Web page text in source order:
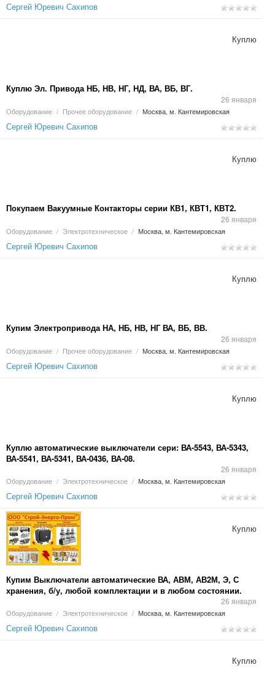
Сергей Юревич Сахипов
Куплю Эл. Привода НБ, НВ, НГ, НД, ВА, ВБ, ВГ.
26 января
Оборудование / Прочее оборудование / Москва, м. Кантемировская
Куплю
Сергей Юревич Сахипов
Покупаем Вакуумные Контакторы серии КВ1, КВТ1, КВТ2.
26 января
Оборудование / Электротехническое / Москва, м. Кантемировская
Куплю
Сергей Юревич Сахипов
Купим Электропривода НА, НБ, НВ, НГ ВА, ВБ, ВВ.
26 января
Оборудование / Прочее оборудование / Москва, м. Кантемировская
Куплю
Сергей Юревич Сахипов
Куплю автоматические выключатели сери: ВА-5543, ВА-5343,
ВА-5541, ВА-5341, ВА-0436, ВА-08.
26 января
Оборудование / Электротехническое / Москва, м. Кантемировская
Куплю
Сергей Юревич Сахипов
Купим Выключатели автоматические ВА, АВМ, АВ2М, Э, С
хранения, б/у, любой комплектации и в любом состоянии.
26 января
Оборудование / Электротехническое / Москва, м. Кантемировская
Куплю
Сергей Юревич Сахипов
Куплю